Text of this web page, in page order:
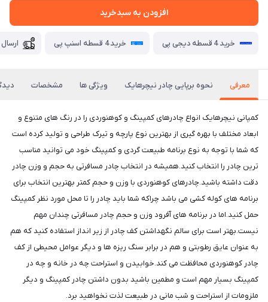
افزودن به سبدخرید
خرید 4 قسطه دیجی پی خرید 4 قسطه اسنپ پی
معرفی نحوه برپایی چادر نیچرهایک ویژگی ها مشخصات
کمپانی نیچرهایک انواع چادرهای کمپینگ و کوهنوردی را در رنگ های متنوع و
ابعاد مختلف با بهره گیری از بهترین نوع پارچه و تیرک طراحی و تولید کرده است
که شما با توجه به نوع برنامه طبیعت گردی و کمپینگ خود می توانید مناسب
ترین چادر را انتخاب کنید.همیشه در انتخاب چادر مسافرتی به حجم و وزن چادر
دقت داشته باشید.چادرهای کوهنوردی با وزن و حجم کمتر بهترین انتخاب برای
برنامه های کوله کشی می باشد چراکه شما باید چادر را تا محل مورد نظر کمپینگ
حمل کنید.اما در برنامه های آفرود وزن و حجم چادر مسافرتی چندان مهم
نیست.بهتر است برای سالم نگهداشتن کف چادر از زیر انداز استفاده کنید که هم
به عنوان عایق رطوبتی و هم در برابر سنگ ریزه ها و دیگر عوامل محیطی از کف
چادر کوهنوردی محافظت می کند.خوابیدن و استراحت چه در خانه و چه در
کمپینگ بسیار مهم است و مطمین باشید بدون داشتن چادر کمپینگ و دیگر
ملزومات از استراحت و شب مانی در طبیعت لذت نخواهید برد.